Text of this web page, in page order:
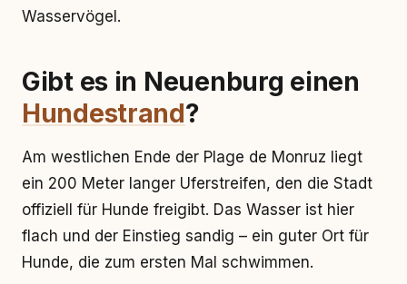
Wasservögel.
Gibt es in Neuenburg einen
Hundestrand?
Am westlichen Ende der Plage de Monruz liegt
ein 200 Meter langer Uferstreifen, den die Stadt
offiziell für Hunde freigibt. Das Wasser ist hier
flach und der Einstieg sandig – ein guter Ort für
Hunde, die zum ersten Mal schwimmen.